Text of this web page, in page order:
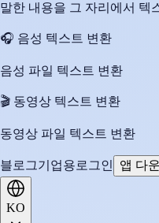
말한 내용을 그 자리에서 텍
🎧 음성 텍스트 변환
음성 파일 텍스트 변환
🎬 동영상 텍스트 변환
동영상 파일 텍스트 변환
블로그기업용 로그인 앱 다
KO